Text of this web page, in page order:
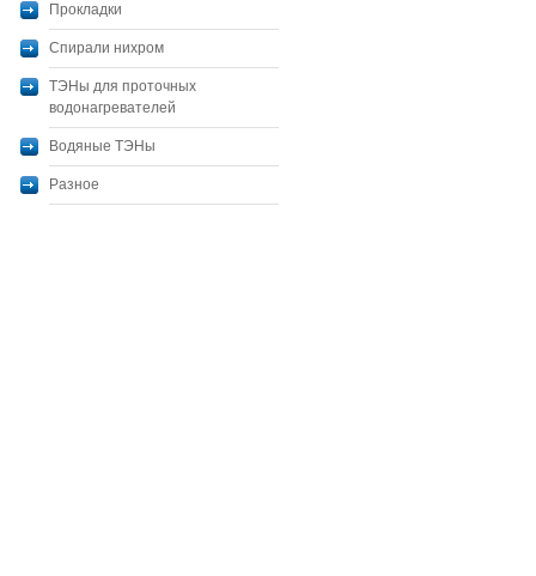
Прокладки
Спирали нихром
ТЭНы для проточных
водонагревателей
Водяные ТЭНы
Разное